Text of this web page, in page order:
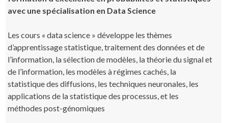
avec une spécialisation en Data Science
Les cours « data science » développe les thèmes
d’apprentissage statistique, traitement des données et de
l’information, la sélection de modèles, la théorie du signal et
de l’information, les modèles à régimes cachés, la
statistique des diffusions, les techniques neuronales, les
applications de la statistique des processus, et les
méthodes post-génomiques